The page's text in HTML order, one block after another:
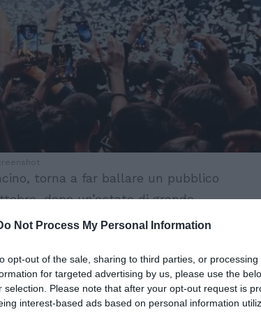
Not Process My Personal Information
opt-out of the sale, sharing to third parties, or
for targeted advertising by us, please use the
selection. Please note that after your opt-out request is
interest-based ads based on personal information
torna a far ballare un pubblico
dopo un’estate di grande
percorso che accompagnerà il
L’accento, soprattutto al chiuso, è
House. Non è solo un restyling. È